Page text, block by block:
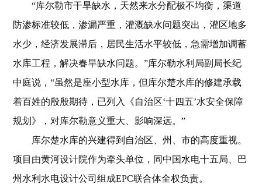
“库尔勒市干旱缺水，天然来水分配极不均衡，渠道
防渗标准较低，渗漏严重，灌溉缺水问题突出，灌区地多
水少，经济发展滞后，居民生活水平较低，急需增加调蓄
水库工程，解决春旱缺水问题。”库尔勒水利局副局长纪
中庭说，“虽然是座小型水库，但库尔楚水库的修建承载
着百姓的殷殷期待，已列入《自治区‘十四五’水安全保障
规划》，对库尔勒意义重大、影响深远。”
库尔楚水库的兴建得到自治区、州、市的高度重视。
项目由黄河设计院作为牵头单位，同中国水电十五局、巴
州水利水电设计公司组成EPC联合体全权负责。